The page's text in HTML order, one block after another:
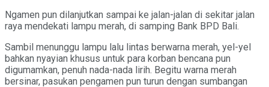
Ngamen pun dilanjutkan sampai ke jalan-jalan di sekitar jalan
raya mendekati lampu merah, di samping Bank BPD Bali.
Sambil menunggu lampu lalu lintas berwarna merah, yel-yel
bahkan nyayian khusus untuk para korban bencana pun
digumamkan, penuh nada-nada lirih. Begitu warna merah
bersinar, pasukan pengamen pun turun dengan sumbangan